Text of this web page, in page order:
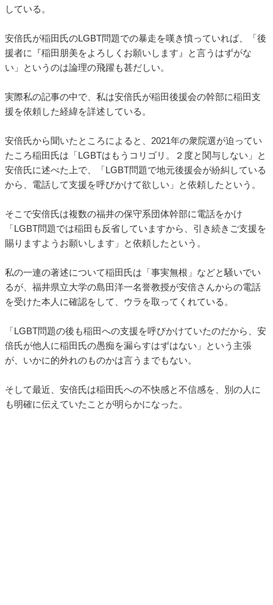
している。
安倍氏が稲田氏のLGBT問題での暴走を嘆き憤っていれば、「後
援者に『稲田朋美をよろしくお願いします』と言うはずがな
い」というのは論理の飛躍も甚だしい。
実際私の記事の中で、私は安倍氏が稲田後援会の幹部に稲田支
援を依頼した経緯を詳述している。
安倍氏から聞いたところによると、2021年の衆院選が迫ってい
たころ稲田氏は「LGBTはもうコリゴリ。２度と関与しない」と
安倍氏に述べた上で、「LGBT問題で地元後援会が紛糾している
から、電話して支援を呼びかけて欲しい」と依頼したという。
そこで安倍氏は複数の福井の保守系団体幹部に電話をかけ
「LGBT問題では稲田も反省していますから、引き続きご支援を
賜りますようお願いします」と依頼したという。
私の一連の著述について稲田氏は「事実無根」などと騒いでい
るが、福井県立大学の島田洋一名誉教授が安倍さんからの電話
を受けた本人に確認をして、ウラを取ってくれている。
「LGBT問題の後も稲田への支援を呼びかけていたのだから、安
倍氏が他人に稲田氏の愚痴を漏らすはずはない」という主張
が、いかに的外れのものかは言うまでもない。
そして最近、安倍氏は稲田氏への不快感と不信感を、別の人に
も明確に伝えていたことが明らかになった。